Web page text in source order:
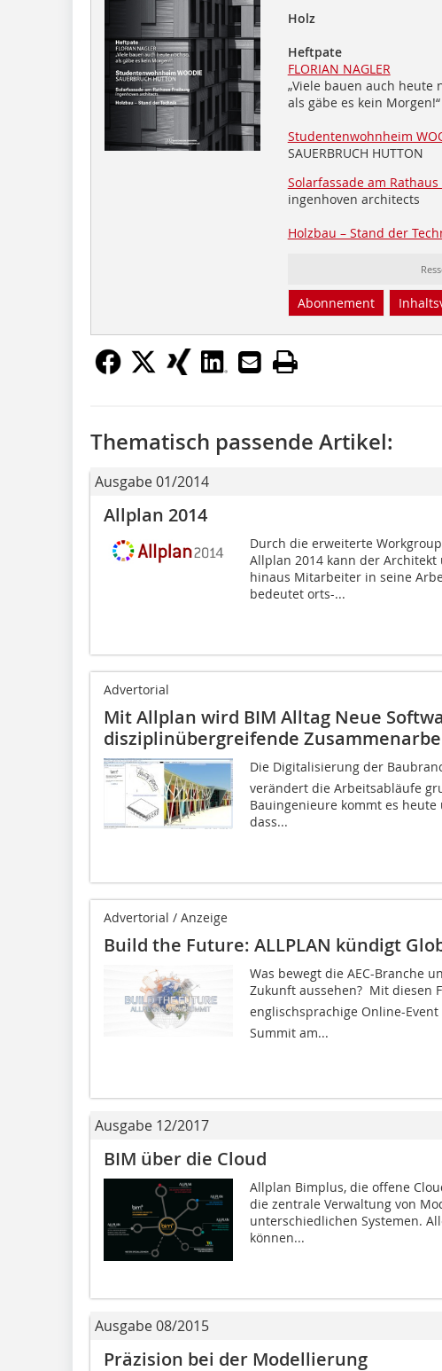
Holz
Heftpate
FLORIAN NAGLER
„Viele bauen auch heute
als gäbe es kein Morgen!“
Studentenwohnheim
SAUERBRUCH HUTTON
Solarfassade am
ingenhoven architects
Holzbau – Stand der
Abonnement
Thematisch passende Artikel:
Ausgabe 01/2014
Allplan 2014
Durch die erweiterte
Allplan 2014 kann der
hinaus Mitarbeiter in seine
bedeutet orts-...
Advertorial
Mit Allplan wird BIM Alltag Neue
disziplinübergreifende
Die Digitalisierung der
verändert die Arbeitsabläufe
Bauingenieure kommt es
dass...
Advertorial / Anzeige
Build the Future: ALLPLAN kündigt
Was bewegt die AEC-Branche
Zukunft aussehen?  Mit diesen
englischsprachige Online-Event
Summit am...
Ausgabe 12/2017
BIM über die Cloud
Allplan Bimplus, die offene
die zentrale Verwaltung von
unterschiedlichen Systemen.
können...
Ausgabe 08/2015
Präzision bei der Modellierung